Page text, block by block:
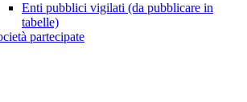
Enti pubblici vigilati (da pubblicare in
tabelle)
partecipate